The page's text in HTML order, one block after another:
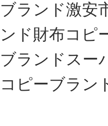
ブランド激安
ンド財布コピ
ブランドスー
コピーブラン